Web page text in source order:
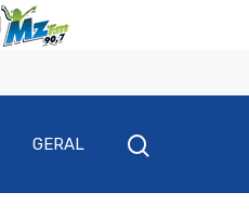
GERAL